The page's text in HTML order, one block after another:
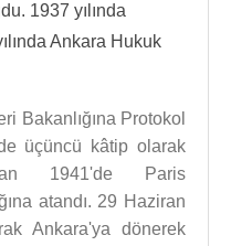
1937 yılında
Ankara Hukuk
Bakanlığına Protokol
üçüncü kâtip olarak
1941'de Paris
atandı. 29 Haziran
Ankara'ya dönerek